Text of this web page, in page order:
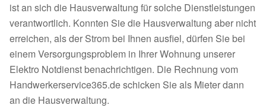
ist an sich die Hausverwaltung für solche Dienstleistungen
verantwortlich. Konnten Sie die Hausverwaltung aber nicht
erreichen, als der Strom bei Ihnen ausfiel, dürfen Sie bei
einem Versorgungsproblem in Ihrer Wohnung unserer
Elektro Notdienst benachrichtigen. Die Rechnung vom
Handwerkerservice365.de schicken Sie als Mieter dann
an die Hausverwaltung.